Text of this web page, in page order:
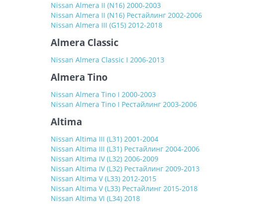
Nissan Almera II (N16) 2000-2003
Nissan Almera II (N16) Рестайлинг 2002-2006
Nissan Almera III (G15) 2012-2018
Almera Classic
Nissan Almera Classic I 2006-2013
Almera Tino
Nissan Almera Tino I 2000-2003
Nissan Almera Tino I Рестайлинг 2003-2006
Altima
Nissan Altima III (L31) 2001-2004
Nissan Altima III (L31) Рестайлинг 2004-2006
Nissan Altima IV (L32) 2006-2009
Nissan Altima IV (L32) Рестайлинг 2009-2013
Nissan Altima V (L33) 2012-2015
Nissan Altima V (L33) Рестайлинг 2015-2018
Nissan Altima VI (L34) 2018